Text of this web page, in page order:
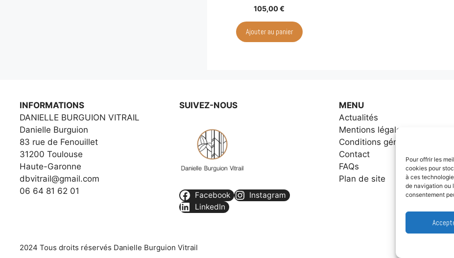
Pour offrir les
cookies pour
à ces
de navigation ou
consentement
105,00€
Ajouter au panier
INFORMATIONS
DANIELLE BURGUION VITRAIL
Danielle Burguion
83 rue de Fenouillet
31200 Toulouse
Haute-Garonne
dbvitrail@gmail.com
06 64 81 62 01
SUIVEZ-NOUS
Facebook
Instagram
LinkedIn
MENU
Actualités
Mentions légales
Conditions générales de vente
Contact
FAQs
Plan de site
2024 Tous droits réservés Danielle Burguion Vitrail